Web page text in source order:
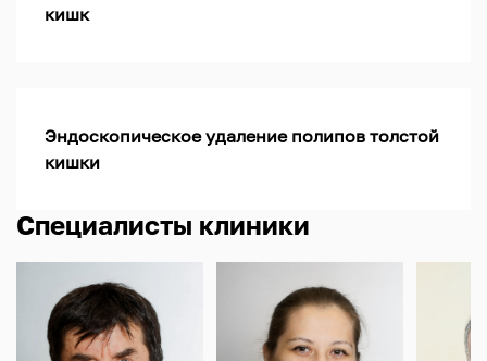
кишк
Эндоскопическое удаление полипов толстой
кишки
Специалисты клиники